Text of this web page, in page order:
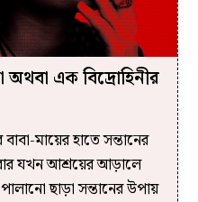
এক বিদ্রোহিনীর
মায়ের হাতে সন্তানের
যখন আশ্রয়ের আড়ালে
ছাড়া সন্তানের উপায়